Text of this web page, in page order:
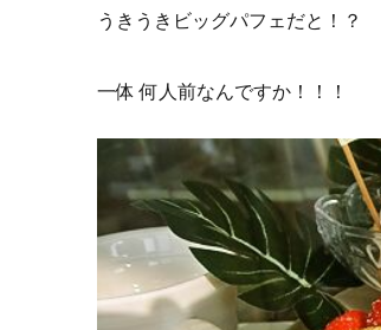
うきうきビッグパフェだと！？
一体 何人前なんですか！！！